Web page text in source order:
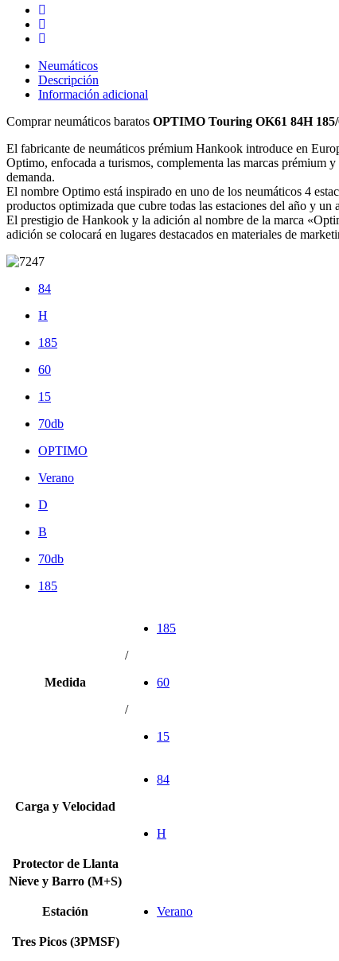
Neumáticos
Descripción
Información adicional
Comprar neumáticos baratos OPTIMO Touring OK61 84H
El fabricante de neumáticos prémium Hankook introduce en
Optimo, enfocada a turismos, complementa las marcas prémium
demanda.
El nombre Optimo está inspirado en uno de los neumáticos 4
productos optimizada que cubre todas las estaciones del año y un
El prestigio de Hankook y la adición al nombre de la marca
adición se colocará en lugares destacados en materiales de
84
H
185
60
15
70db
OPTIMO
Verano
D
B
70db
185
Medida
185
/
60
/
15
Carga y Velocidad
84
H
Protector de Llanta
Nieve y Barro (M+S)
Estación Verano
Tres Picos (3PMSF)